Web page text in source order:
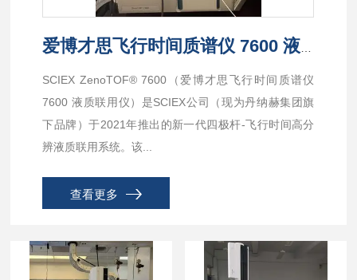
SCIEX ZenoTOF® 7600（爱博才思飞行时间质谱仪
7600 液质联用仪）是SCIEX公司（现为丹纳赫集团旗
下品牌）于2021年推出的新一代四极杆-飞行时间高分
辨液质联用系统。该...
查看更多